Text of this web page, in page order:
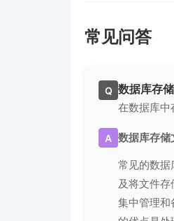
常见问答
Q 数据库存
在数据库中
A 数据库存储
常见的数据
及将文件
集中管理和